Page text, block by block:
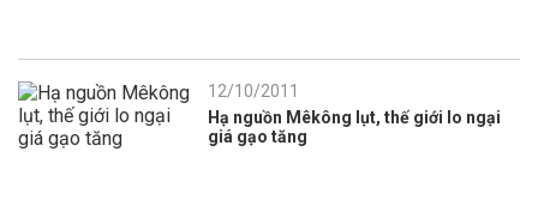
12/10/2011
Hạ nguồn Mêkông lụt, thế giới lo ngại
giá gạo tăng